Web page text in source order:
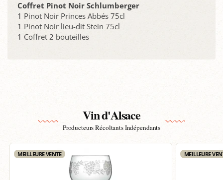
Coffret Pinot Noir Schlumberger
1 Pinot Noir Princes Abbés 75cl
1 Pinot Noir lieu-dit Stein 75cl
1 Coffret 2 bouteilles
Vin d'Alsace
Producteurs Récoltants Indépendants
MEILLEURE VENTE MEILLEURE